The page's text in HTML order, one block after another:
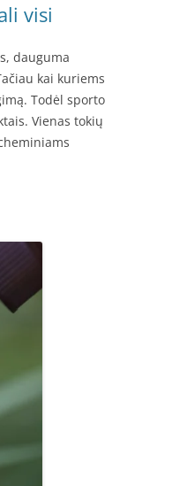
visi
dauguma
kai kuriems
Todėl sporto
Vienas tokių